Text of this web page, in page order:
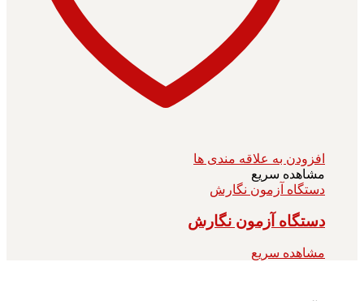
افزودن به علاقه مندی ها
مشاهده سریع
دستگاه آزمون نگارش
دستگاه آزمون نگارش
مشاهده سریع